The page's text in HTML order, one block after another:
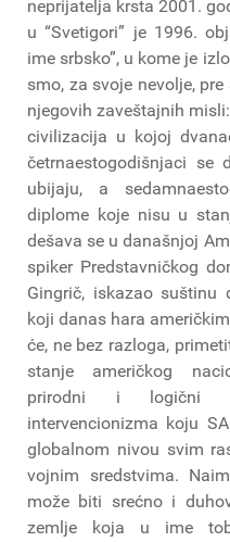
neprijatelja krsta 2001.
u “Svetigori” je 1996.
ime srbsko”, u kome je
smo, za svoje nevolje,
njegovih zaveštajnih
civilizacija u kojoj
četrnaestogodišnjaci se
ubijaju, a
diplome koje nisu u
dešava se u današnjoj
spiker Predstavničkog
Gingrič, iskazao suštinu
koji danas hara
će, ne bez razloga,
stanje američkog
prirodni i logični
intervencionizma koju
globalnom nivou svim
vojnim sredstvima.
može biti srećno i
zemlje koja u ime